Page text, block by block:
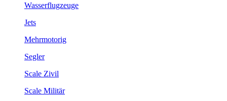
Wasserflugzeuge
Jets
Mehrmotorig
Segler
Scale Zivil
Scale Militär